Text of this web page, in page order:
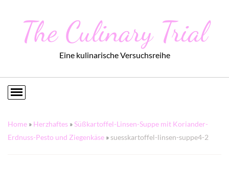
The Culinary Trial
Eine kulinarische Versuchsreihe
Home » Herzhaftes »Süßkartoffel-Linsen-Suppe mit Koriander-
Erdnuss-Pesto und Ziegenkäse » suesskartoffel-linsen-suppe4-2